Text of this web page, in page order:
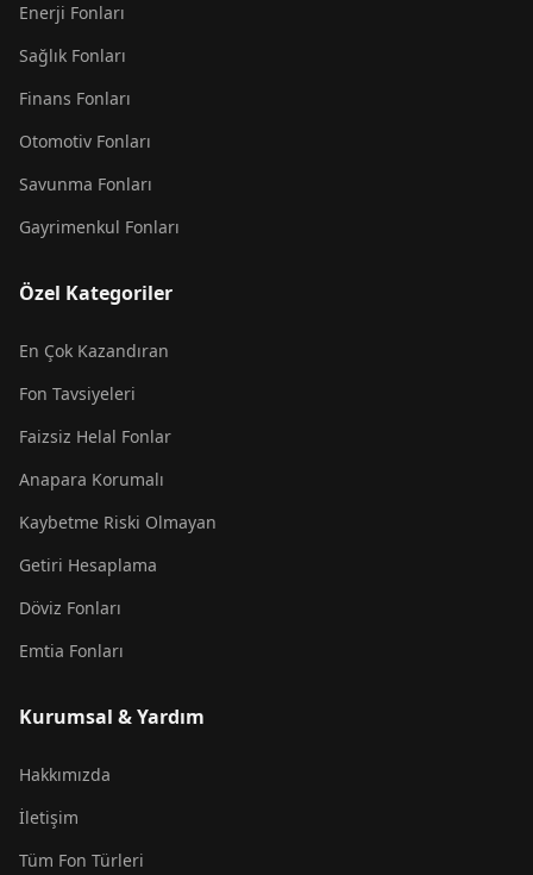
Enerji Fonları
Sağlık Fonları
Finans Fonları
Otomotiv Fonları
Savunma Fonları
Gayrimenkul Fonları
Özel Kategoriler
En Çok Kazandıran
Fon Tavsiyeleri
Faizsiz Helal Fonlar
Anapara Korumalı
Kaybetme Riski Olmayan
Getiri Hesaplama
Döviz Fonları
Emtia Fonları
Kurumsal & Yardım
Hakkımızda
İletişim
Tüm Fon Türleri